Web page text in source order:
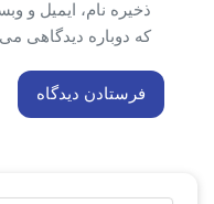
ذخیره نام، ایمیل و
که دوباره دیدگاهی